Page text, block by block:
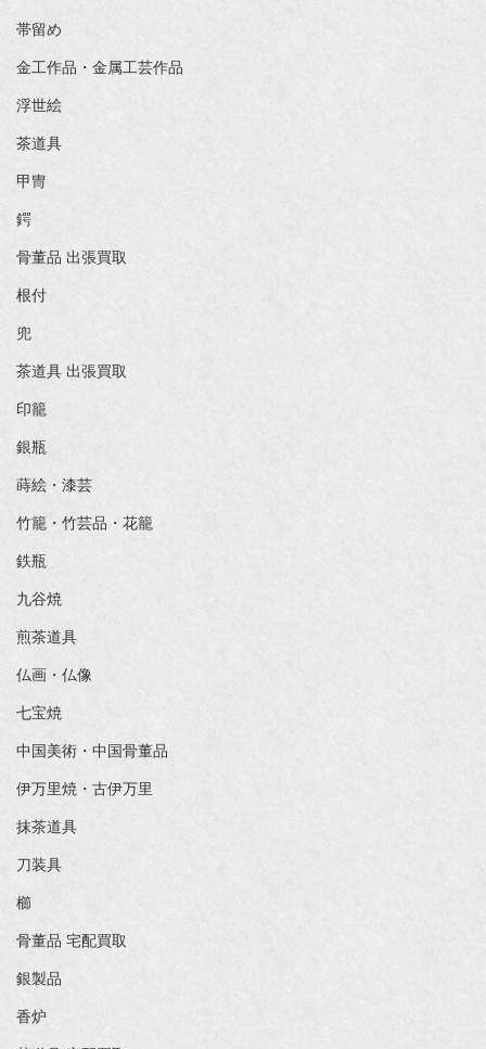
帯留め
金工作品・金属工芸作品
浮世絵
茶道具
甲冑
鍔
骨董品 出張買取
根付
兜
茶道具 出張買取
印籠
銀瓶
蒔絵・漆芸
竹籠・竹芸品・花籠
鉄瓶
九谷焼
煎茶道具
仏画・仏像
七宝焼
中国美術・中国骨董品
伊万里焼・古伊万里
抹茶道具
刀装具
櫛
骨董品 宅配買取
銀製品
香炉